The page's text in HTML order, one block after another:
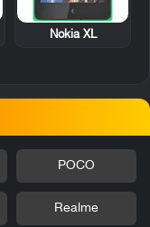
Nokia XL
POCO
Realme